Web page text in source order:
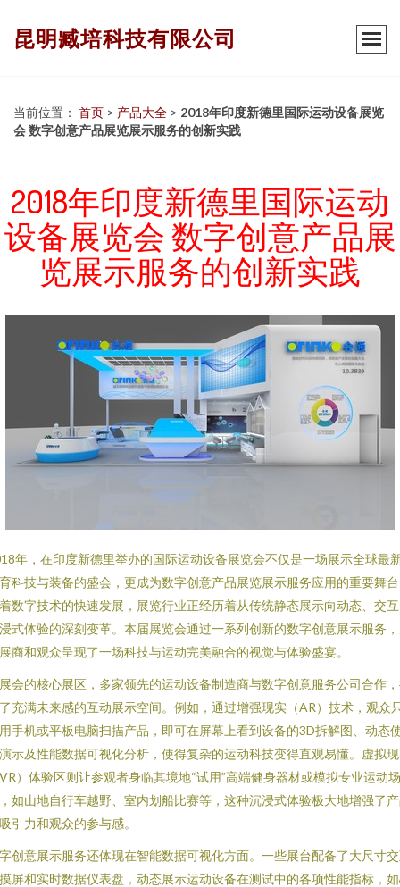
昆明臧培科技有限公司
当前位置： 首页 > 产品大全 > 2018年印度新德里国际运动设备展览
会 数字创意产品展览展示服务的创新实践
2018年印度新德里国际运动
设备展览会 数字创意产品展
览展示服务的创新实践
年，在印度新德里举办的国际运动设备展览会不仅是一场展示全球最
科技与装备的盛会，更成为数字创意产品展览展示服务应用的重要舞
数字技术的快速发展，展览行业正经历着从传统静态展示向动态、交
式体验的深刻变革。本届展览会通过一系列创新的数字创意展示服务
商和观众呈现了一场科技与运动完美融合的视觉与体验盛宴。
会的核心展区，多家领先的运动设备制造商与数字创意服务公司合作
充满未来感的互动展示空间。例如，通过增强现实（AR）技术，观众
手机或平板电脑扫描产品，即可在屏幕上看到设备的3D拆解图、动态
示及性能数据可视化分析，使得复杂的运动科技变得直观易懂。虚拟
）体验区则让参观者身临其境地“试用”高端健身器材或模拟专业运动场
如山地自行车越野、室内划船比赛等，这种沉浸式体验极大地增强了
引力和观众的参与感。
创意展示服务还体现在智能数据可视化方面。一些展台配备了大尺寸
屏和实时数据仪表盘，动态展示运动设备在测试中的各项性能指标，